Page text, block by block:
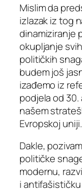
Mislim da
izlazak iz tog
dinamiziranje
okupljanje
političkih
budem još
izađemo iz
podjela od
našem
Evropskoj uniji.
Dakle,
političke
modernu,
i